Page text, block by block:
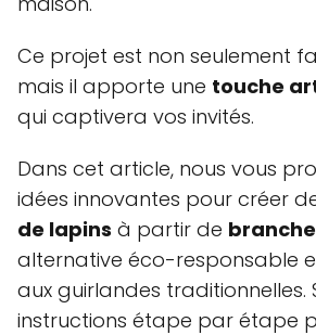
Ce projet est non seulement
mais il apporte une touche
qui captivera vos invités.
Dans cet article, nous vous
idées innovantes pour créer
de lapins à partir de
alternative éco-responsable
aux guirlandes traditionnelles.
instructions étape par étape